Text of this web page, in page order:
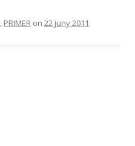
, PRIMER on 22 juny 2011.